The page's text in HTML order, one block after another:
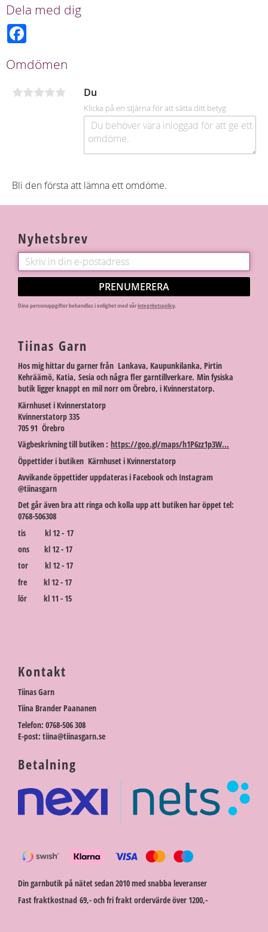
Dela med dig
b
o
k
Omdömen
Du
Klicka på en stjärna för att sätta ditt betyg
Bli den första att lämna ett omdöme.
Nyhetsbrev
PRENUMERERA
Dina personuppgifter behandlas i enlighet med vårintegritetspolicy.
Tiinas Garn
Hos mig hittar du garner från Lankava, Kaupunkilanka, Pirtin
Kehräämö, Katia, Sesia och några fler garntillverkare. Min fysiska
butik ligger knappt en mil norr om Örebro, i Kvinnerstatorp.
Kärnhuset i Kvinnerstatorp
Kvinnerstatorp 335
705 91 Örebro
Vägbeskrivning till butiken : https://goo.gl/maps/h1P6zz1p3W...
Öppettider i butiken Kärnhuset i Kvinnerstatorp
Avvikande öppettider uppdateras i Facebook och Instagram
@tiinasgarn
Det går även bra att ringa och kolla upp att butiken har öppet tel:
0768-506308
tis kl 12 - 17
ons kl 12 - 17
tor kl 12 - 17
fre kl 12 - 17
lör kl 11 - 15
Kontakt
Tiinas Garn
Tiina Brander Paananen
Telefon: 0768-506 308
E-post: tiina@tiinasgarn.se
Betalning
Din garnbutik på nätet sedan 2010 med snabba leveranser
Fast fraktkostnad 69,- och fri frakt ordervärde över 1200,-